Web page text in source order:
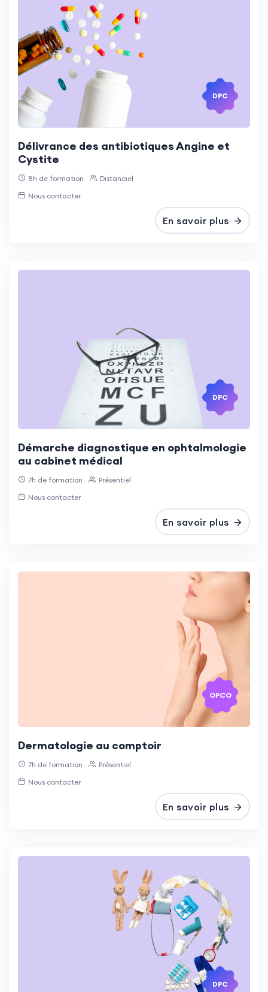
DPC
Délivrance des antibiotiques Angine et
Cystite
8h de formation
Distanciel
Nous contacter
En savoir plus
DPC
Démarche diagnostique en ophtalmologie
au cabinet médical
7h de formation
Présentiel
Nous contacter
En savoir plus
OPCO
Dermatologie au comptoir
7h de formation
Présentiel
Nous contacter
En savoir plus
DPC